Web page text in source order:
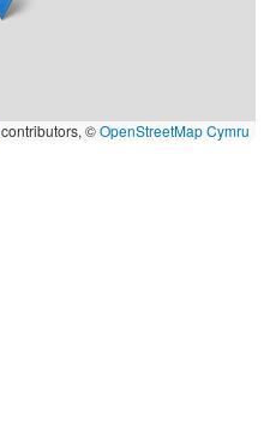
contributors, ©OpenStreetMap Cymru